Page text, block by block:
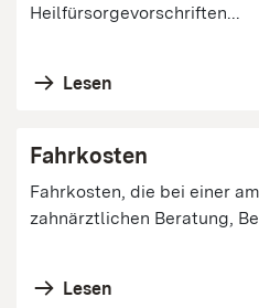
Heilfürsorgevorschriften...
Lesen
Fahrkosten
Fahrkosten, die bei einer
zahnärztlichen Beratung,
Lesen